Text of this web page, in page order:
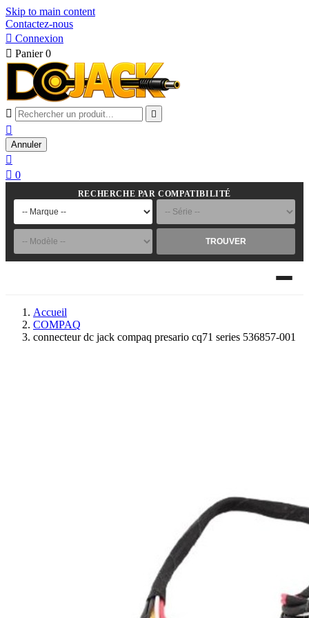
Skip to main content
Contactez-nous
 Connexion
 Panier 0
 

Annuler

 0
RECHERCHE PAR COMPATIBILITÉ
TROUVER
Accueil
COMPAQ
connecteur dc jack compaq presario cq71 series 536857-001